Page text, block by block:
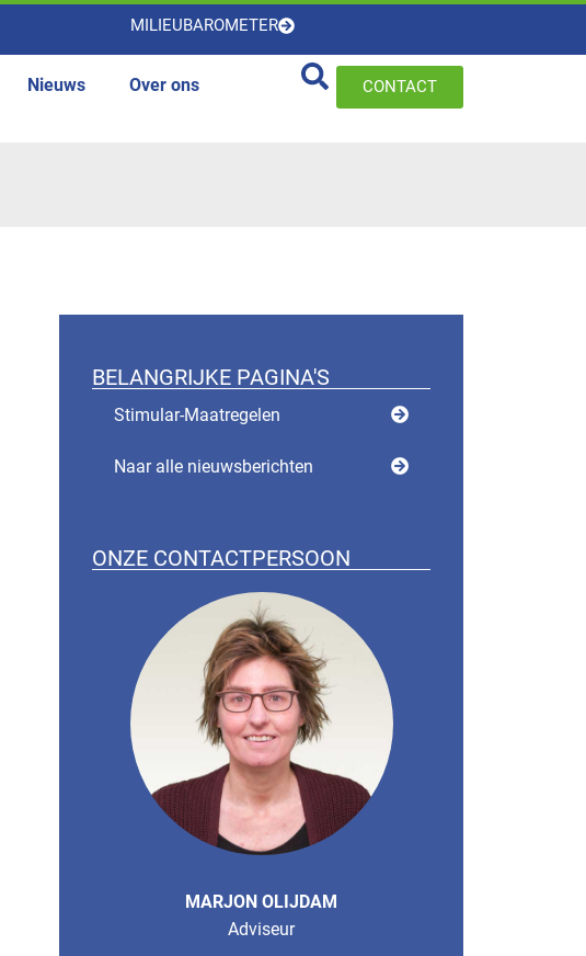
MILIEUBAROMETER
Nieuws Over ons CONTACT
BELANGRIJKE PAGINA'S
Stimular-Maatregelen
Naar alle nieuwsberichten
ONZE CONTACTPERSOON
MARJON OLIJDAM
Adviseur